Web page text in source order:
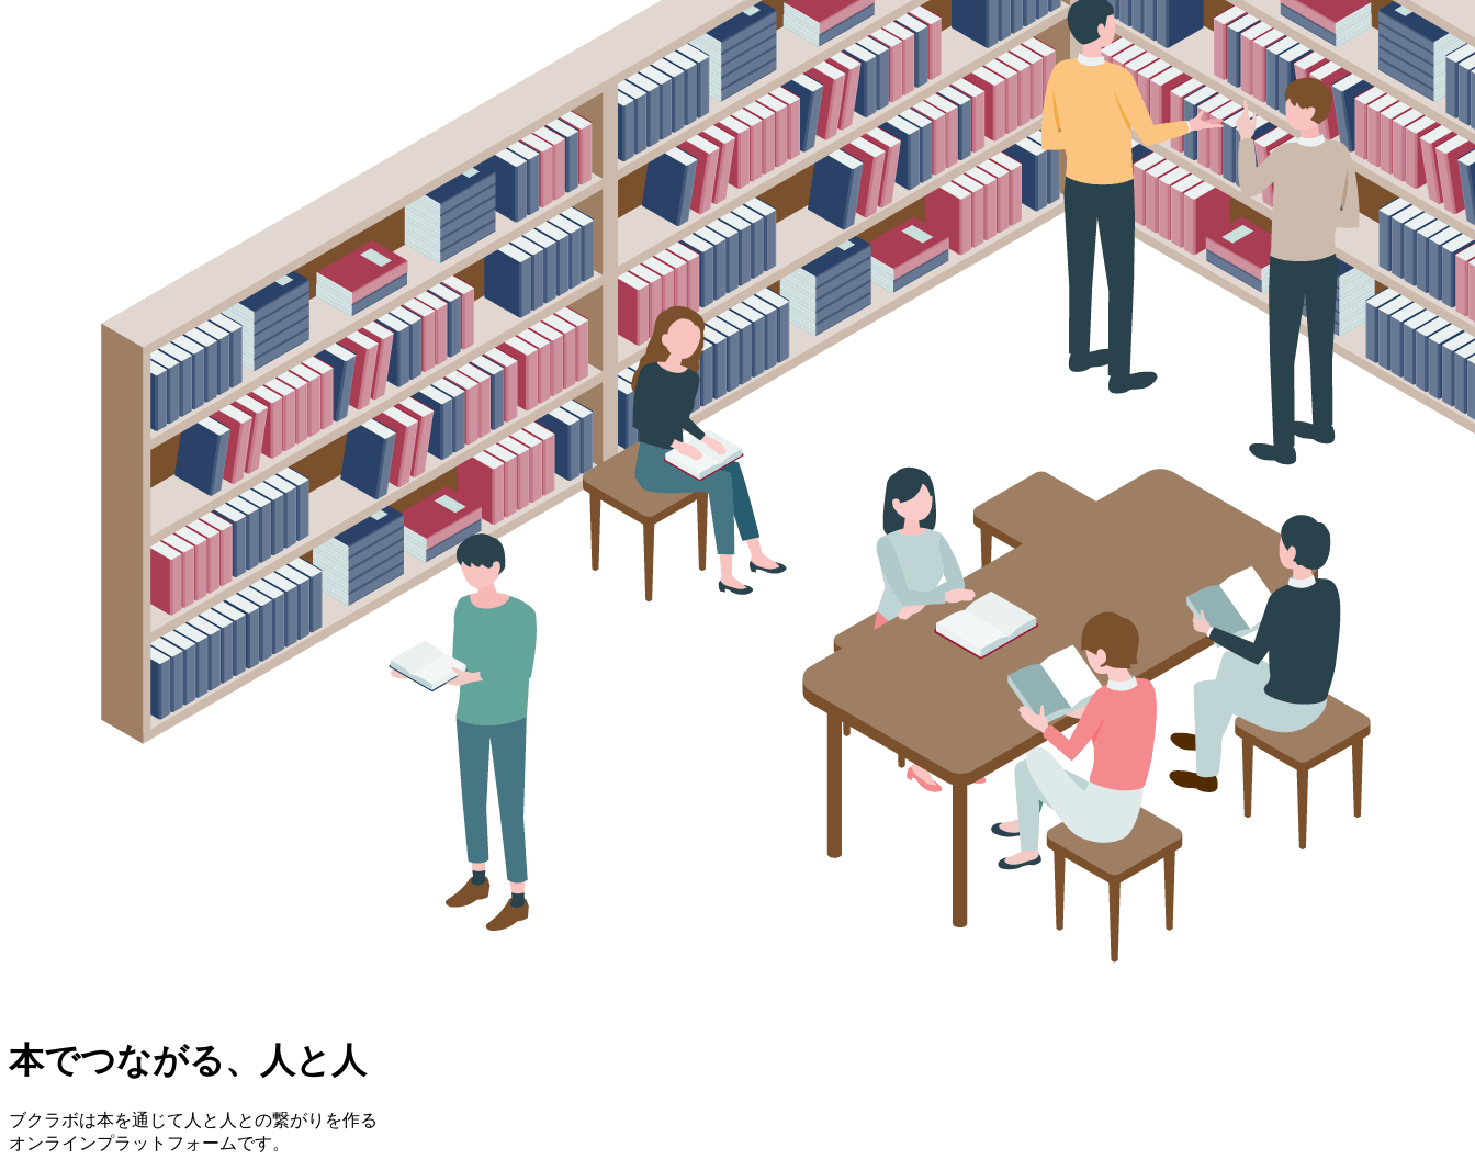
本でつながる、人と人
ブクラボは本を通じて人と人との繋がりを作る
オンラインプラットフォームです。